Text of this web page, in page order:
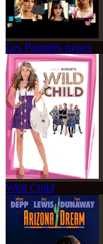
Les Poupées russes
Wild Child